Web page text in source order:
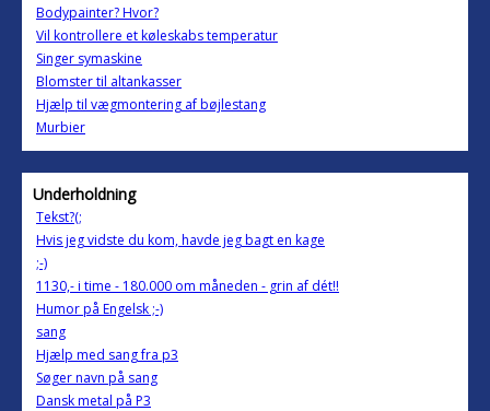
Bodypainter? Hvor?
Vil kontrollere et køleskabs temperatur
Singer symaskine
Blomster til altankasser
Hjælp til vægmontering af bøjlestang
Murbier
Underholdning
Tekst?(;
Hvis jeg vidste du kom, havde jeg bagt en kage
;-)
1130,- i time - 180.000 om måneden - grin af dét!!
Humor på Engelsk ;-)
sang
Hjælp med sang fra p3
Søger navn på sang
Dansk metal på P3